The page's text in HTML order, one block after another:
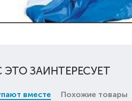
ЭТО ЗАИНТЕРЕСУЕТ
вместе Похожие товары